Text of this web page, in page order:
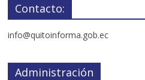
Contacto:
info@quitoinforma.gob.ec
Administración